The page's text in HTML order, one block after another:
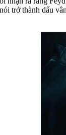
trở thành dấu